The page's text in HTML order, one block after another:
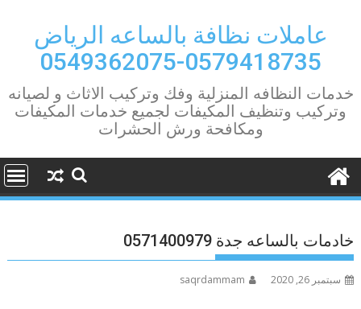
contentعاملات نظافة بالساعه الرياض
0579418735-0549362075
خدمات النظافه المنزلية وفك وتركيب الاثاث و لصيانه
وتركيب وتنظيف المكيفات لجميع خدمات المكيفات
ومكافحة ورش الحشرات
خادمات بالساعه جدة 0571400979
سبتمبر 26, 2020 saqrdammam